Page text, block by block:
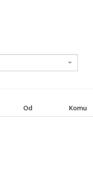
Od Komu